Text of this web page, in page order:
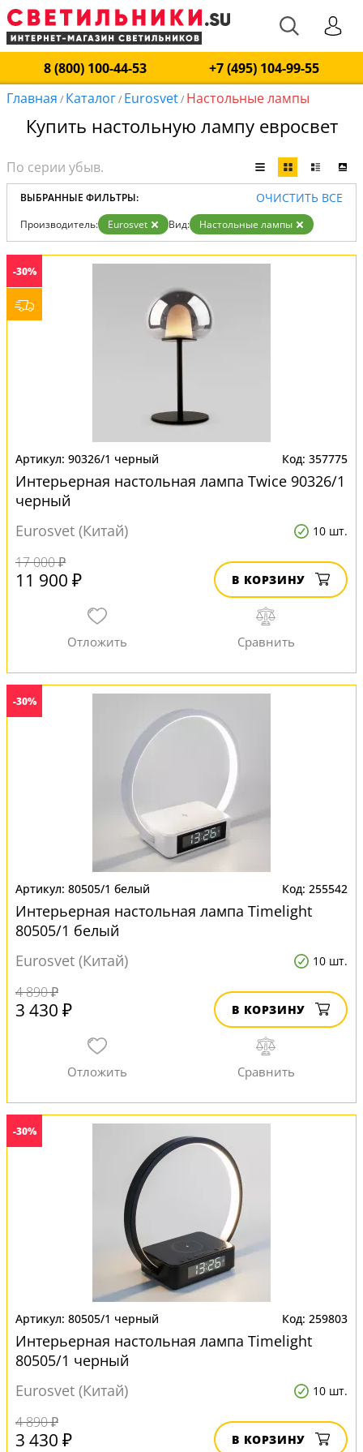
8 (800) 100-44-53
+7 (495) 104-99-55
Главная / Каталог/ Eurosvet/ Настольные лампы
Купить настольную лампу евросвет
ВЫБРАННЫЕ ФИЛЬТРЫ: ОЧИСТИТЬ ВСЕ
Производитель: Eurosvet Вид: Настольные лампы
-30%
90326/1 черный 357775
Интерьерная настольная лампа Twice 90326/1
черный
Eurosvet (Китай)
10 шт.
17 000 ₽
11 900 ₽ В КОРЗИНУ
-30%
80505/1 белый 255542
Интерьерная настольная лампа Timelight
80505/1 белый
Eurosvet (Китай)
10 шт.
4 890 ₽
3 430 ₽ В КОРЗИНУ
-30%
80505/1 черный 259803
Интерьерная настольная лампа Timelight
80505/1 черный
Eurosvet (Китай)
10 шт.
4 890 ₽
3 430 ₽ В КОРЗИНУ